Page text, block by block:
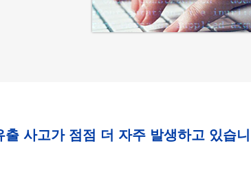
사고가 점점 더 자주 발생하고 있습